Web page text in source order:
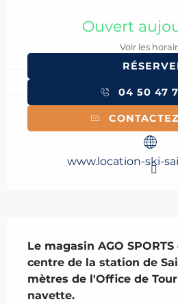
Ouvert
Voir les
04 50 47
www.location-ski-
Le magasin AGO
centre de la station de
mètres de l'Office de
navette.